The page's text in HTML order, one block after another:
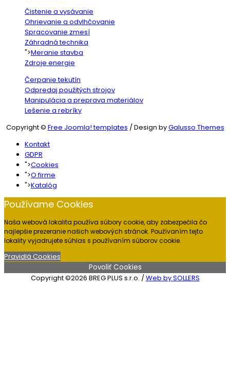
Čistenie a vysávanie
Ohrievanie a odvlhčovanie
Spracovanie zmesí
Záhradná technika
">Meranie stavba
Zdroje energie
Čerpanie tekutín
Odpredaj použitých strojov
Manipulácia a preprava materiálov
Lešenie a rebríky
Copyright © Free Joomla! templates / Design byGalusso Themes
Kontakt
GDPR
">Cookies
">O firme
">Katalóg
Používame Cookies
Naša webová lokalita používa súbory cookie, aby zabezpečila čo
najlepšie prezeranie našich webových stránok. Používaním tejto
lokality vyjadrujete súhlas s používaním súborov cookie.
Pravidlá Cookies
Povoliť Cookies
Copyright ©2026 BREG PLUS s.r.o. /Web by SOLLERS